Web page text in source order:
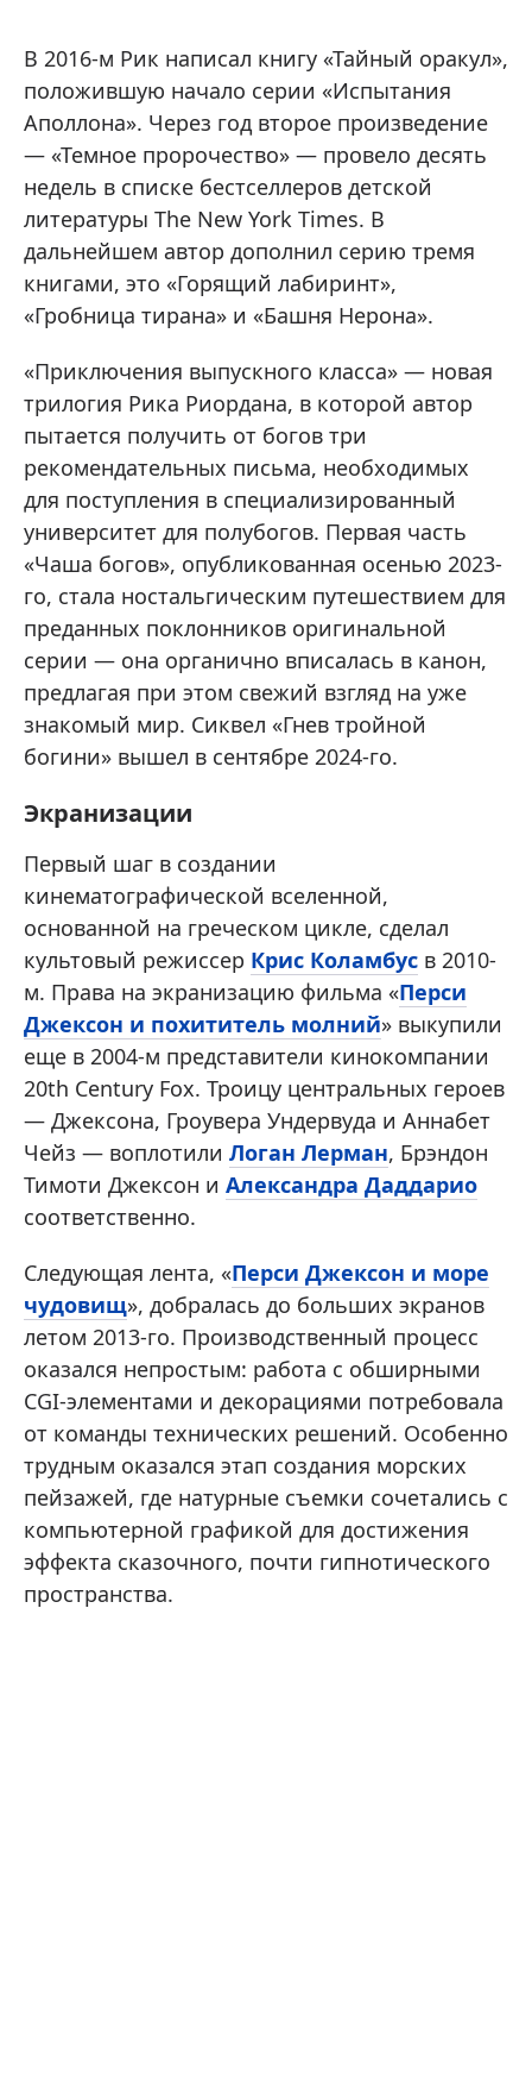
В 2016-м Рик написал книгу «Тайный оракул»,
положившую начало серии «Испытания
Аполлона». Через год второе произведение
— «Темное пророчество» — провело десять
недель в списке бестселлеров детской
литературы The New York Times. В
дальнейшем автор дополнил серию тремя
книгами, это «Горящий лабиринт»,
«Гробница тирана» и «Башня Нерона».
«Приключения выпускного класса» — новая
трилогия Рика Риордана, в которой автор
пытается получить от богов три
рекомендательных письма, необходимых
для поступления в специализированный
университет для полубогов. Первая часть
«Чаша богов», опубликованная осенью 2023-
го, стала ностальгическим путешествием для
преданных поклонников оригинальной
серии — она органично вписалась в канон,
предлагая при этом свежий взгляд на уже
знакомый мир. Сиквел «Гнев тройной
богини» вышел в сентябре 2024-го.
Экранизации
Первый шаг в создании
кинематографической вселенной,
основанной на греческом цикле, сделал
культовый режиссер Крис Коламбус в 2010-
м. Права на экранизацию фильма «Перси
Джексон и похититель молний» выкупили
еще в 2004-м представители кинокомпании
20th Century Fox. Троицу центральных героев
— Джексона, Гроувера Ундервуда и Аннабет
Чейз — воплотили Логан Лерман, Брэндон
Тимоти Джексон и Александра Даддарио
соответственно.
Следующая лента, «Перси Джексон и море
чудовищ», добралась до больших экранов
летом 2013-го. Производственный процесс
оказался непростым: работа с обширными
CGI-элементами и декорациями потребовала
от команды технических решений. Особенно
трудным оказался этап создания морских
пейзажей, где натурные съемки сочетались с
компьютерной графикой для достижения
эффекта сказочного, почти гипнотического
пространства.